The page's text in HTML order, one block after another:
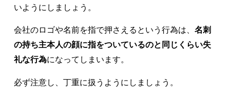
いようにしましょう。
‌会社のロゴや名前を指で押さえるという行為は、 名刺
の持ち主本人の顔に指をついているのと同じくらい失
礼な行為になってしまいます。
必ず注意し、丁重に扱うようにしましょう。